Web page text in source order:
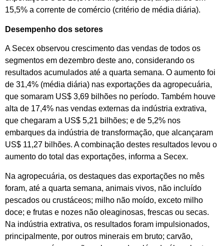
15,5% a corrente de comércio (critério de média diária).
Desempenho dos setores
A Secex observou crescimento das vendas de todos os
segmentos em dezembro deste ano, considerando os
resultados acumulados até a quarta semana. O aumento foi
de 31,4% (média diária) nas exportações da agropecuária,
que somaram US$ 3,69 bilhões no período. Também houve
alta de 17,4% nas vendas externas da indústria extrativa,
que chegaram a US$ 5,21 bilhões; e de 5,2% nos
embarques da indústria de transformação, que alcançaram
US$ 11,27 bilhões. A combinação destes resultados levou o
aumento do total das exportações, informa a Secex.
Na agropecuária, os destaques das exportações no mês
foram, até a quarta semana, animais vivos, não incluído
pescados ou crustáceos; milho não moído, exceto milho
doce; e frutas e nozes não oleaginosas, frescas ou secas.
Na indústria extrativa, os resultados foram impulsionados,
principalmente, por outros minerais em bruto; carvão,